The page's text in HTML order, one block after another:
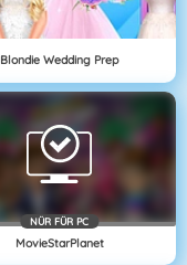
Blondie Wedding Prep
NÜR FÜR PC
MovieStarPlanet